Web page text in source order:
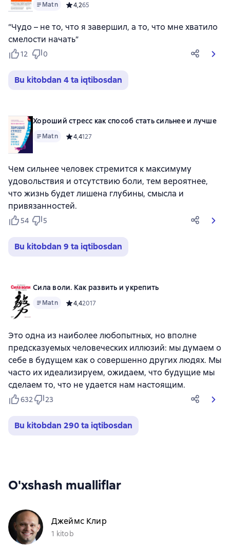
Matn Средний рейтинг 4,2 на основе 65 оценок
4,265
“Чудо – не то, что я завершил, а то, что мне хватило
смелости начать”
12 0
Bu kitobdan 4 ta iqtibosdan
Хороший стресс как способ стать сильнее и лучше
Matn Средний рейтинг 4,4 на основе 127 оценок
4,4127
Чем сильнее человек стремится к максимуму
удовольствия и отсутствию боли, тем вероятнее,
что жизнь будет лишена глубины, смысла и
привязанностей.
54 5
Bu kitobdan 9 ta iqtibosdan
Сила воли. Как развить и укрепить
Matn Средний рейтинг 4,4 на основе 2017 оценок
4,42017
Это одна из наиболее любопытных, но вполне
предсказуемых человеческих иллюзий: мы думаем о
себе в будущем как о совершенно других людях. Мы
часто их идеализируем, ожидаем, что будущие мы
сделаем то, что не удается нам настоящим.
632 23
Bu kitobdan 290 ta iqtibosdan
O'xshash mualliflar
Джеймс Клир
1 kitob